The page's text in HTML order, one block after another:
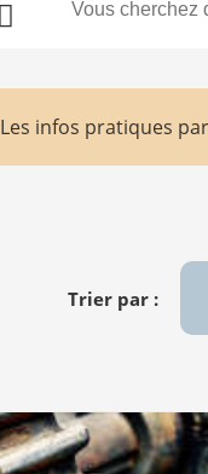
Les infos pratiques
Trier par :